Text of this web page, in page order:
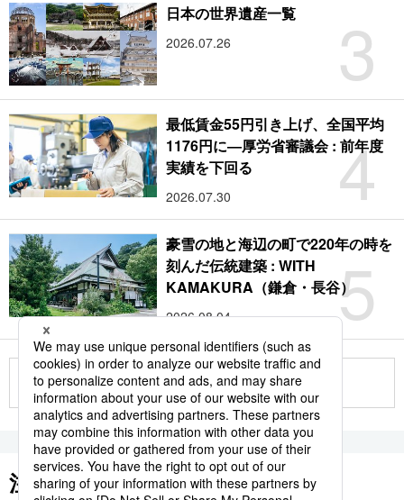
3
日本の世界遺産一覧
2026.07.26
4
最低賃金55円引き上げ、全国平均
1176円に―厚労省審議会 : 前年度
実績を下回る
2026.07.30
5
豪雪の地と海辺の町で220年の時を
刻んだ伝統建築 : WITH
KAMAKURA（鎌倉・長谷）
2026.08.04
もっと見る
注目のキーワード